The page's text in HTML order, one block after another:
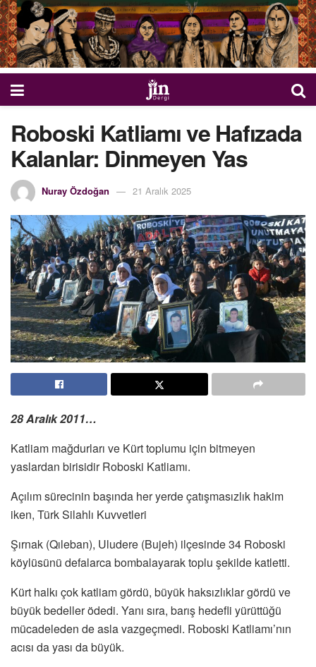
Roboski Katliamı ve Hafızada
Kalanlar: Dinmeyen Yas
Nuray Özdoğan 21 Aralık 2025
28 Aralık 2011…
Katliam mağdurları ve Kürt toplumu için bitmeyen
yaslardan birisidir Roboski Katliamı.
Açılım sürecinin başında her yerde çatışmasızlık hakim
iken, Türk Silahlı Kuvvetleri
Şırnak (Qıleban), Uludere (Bujeh) ilçesinde 34 Roboski
köylüsünü defalarca bombalayarak toplu şekilde katletti.
Kürt halkı çok katliam gördü, büyük haksızlıklar gördü ve
büyük bedeller ödedi. Yanı sıra, barış hedefli yürüttüğü
mücadeleden de asla vazgeçmedi. Roboski Katliamı’nın
acısı da yası da büyük.